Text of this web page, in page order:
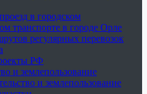
в городском
транспорте в городе Орле
регулярных перевозок
РФ
и землепользование
и землепользование